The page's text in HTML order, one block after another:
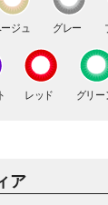
13.4mm
13.7mm
ナチュラル
NATURAL
ナチュラルハーフ
NATURAL HALF
ハーフ
ジュ グレー
レッド グリー
ア